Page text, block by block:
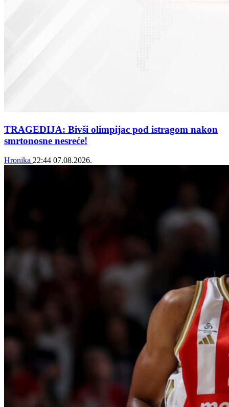
TRAGEDIJA: Bivši olimpijac pod istragom nakon
smrtonosne nesreće!
Hronika 22:44 07.08.2026.